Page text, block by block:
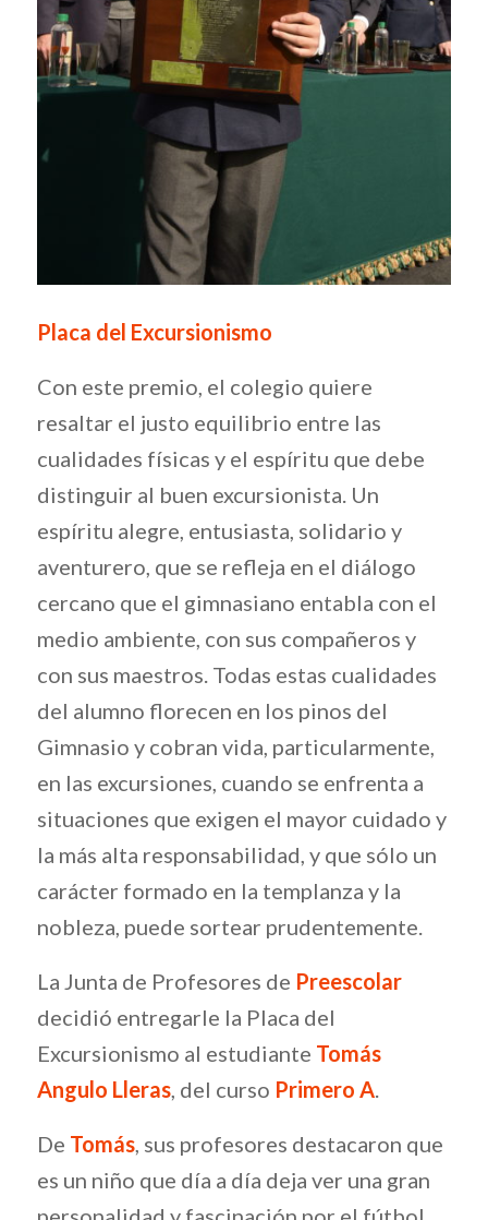
Placa del Excursionismo
Con este premio, el colegio quiere
resaltar el justo equilibrio entre las
cualidades físicas y el espíritu que debe
distinguir al buen excursionista. Un
espíritu alegre, entusiasta, solidario y
aventurero, que se refleja en el diálogo
cercano que el gimnasiano entabla con el
medio ambiente, con sus compañeros y
con sus maestros. Todas estas cualidades
del alumno florecen en los pinos del
Gimnasio y cobran vida, particularmente,
en las excursiones, cuando se enfrenta a
situaciones que exigen el mayor cuidado y
la más alta responsabilidad, y que sólo un
carácter formado en la templanza y la
nobleza, puede sortear prudentemente.
La Junta de Profesores de Preescolar
decidió entregarle la Placa del
Excursionismo al estudiante Tomás
Angulo Lleras, del curso Primero A.
De Tomás, sus profesores destacaron que
es un niño que día a día deja ver una gran